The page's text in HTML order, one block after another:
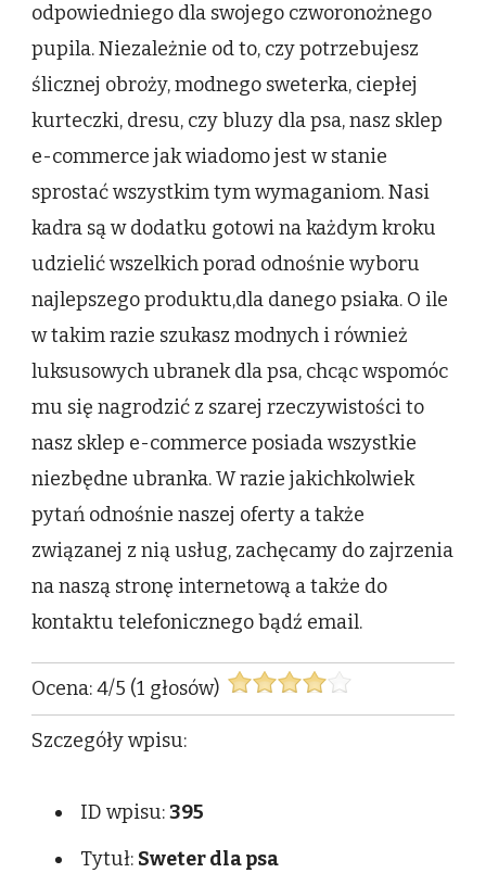
odpowiedniego dla swojego czworonożnego
pupila. Niezależnie od to, czy potrzebujesz
ślicznej obroży, modnego sweterka, ciepłej
kurteczki, dresu, czy bluzy dla psa, nasz sklep
e-commerce jak wiadomo jest w stanie
sprostać wszystkim tym wymaganiom. Nasi
kadra są w dodatku gotowi na każdym kroku
udzielić wszelkich porad odnośnie wyboru
najlepszego produktu,dla danego psiaka. O ile
w takim razie szukasz modnych i również
luksusowych ubranek dla psa, chcąc wspomóc
mu się nagrodzić z szarej rzeczywistości to
nasz sklep e-commerce posiada wszystkie
niezbędne ubranka. W razie jakichkolwiek
pytań odnośnie naszej oferty a także
związanej z nią usług, zachęcamy do zajrzenia
na naszą stronę internetową a także do
kontaktu telefonicznego bądź email.
Ocena:4/5 (1 głosów)
Szczegóły wpisu:
ID wpisu:395
Tytuł: Sweter dla psa